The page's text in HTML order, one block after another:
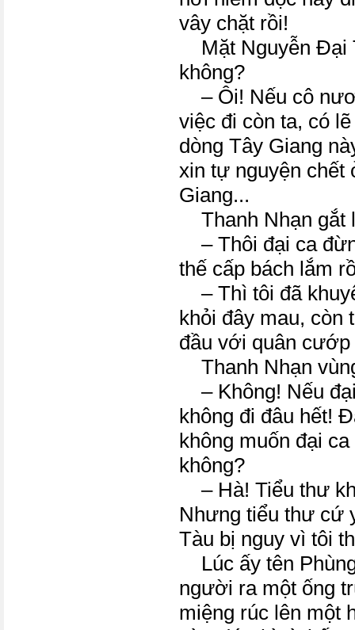
vây chặt rồi!
Mặt Nguyễn Đại
không?
– Ôi! Nếu cô
việc đi còn ta, có
dòng Tây Giang
xin tự nguyện chết
Giang...
Thanh Nhạn gắt
– Thôi đại ca
thế cấp bách lắm
– Thì tôi đã
khỏi đây mau, còn
đầu với quân
Thanh Nhạn
– Không! Nếu
không đi đâu hết!
không muốn đại
không?
– Hà! Tiểu thư
Nhưng tiểu thư cứ
Tàu bị nguy vì tôi
Lúc ấy tên
người ra một ống
miệng rúc lên một